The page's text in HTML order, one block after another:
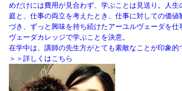
めだけには費用が見合わず、学ぶことは見送り。人生
庭と、仕事の両立を考えたとき、仕事に対しての価
づき、ずっと興味を持ち続けたアーユルヴェーダを
ヴェーダカレッジで学ぶことを決意。
在学中は、講師の先生方がとても素敵なことが印象的
＞＞詳しくはこちら